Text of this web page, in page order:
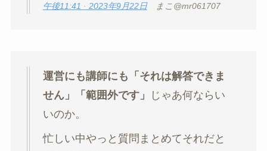
午後11:41 · 2023年9月22日まこ@mr061707
運営にも講師にも「それは解答できま
せん」「範囲外です」
じゃあ何ならい
いのか。
忙しい中やっと質問まとめてそれだと